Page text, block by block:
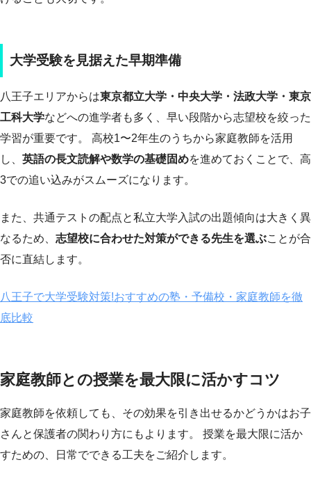
大学受験を見据えた早期準備
八王子エリアからは東京都立大学・中央大学・法政大学・東京
工科大学などへの進学者も多く、早い段階から志望校を絞った
学習が重要です。 高校1〜2年生のうちから家庭教師を活用
し、 英語の長文読解や数学の基礎固めを進めておくことで、高
3での追い込みがスムーズになります。
また、共通テストの配点と私立大学入試の出題傾向は大きく異
なるため、 志望校に合わせた対策ができる先生を選ぶことが合
否に直結します。
八王子で大学受験対策!おすすめの塾・予備校・家庭教師を徹
底比較
家庭教師との授業を最大限に活かすコツ
家庭教師を依頼しても、その効果を引き出せるかどうかはお子
さんと保護者の関わり方にもよります。 授業を最大限に活か
すための、日常でできる工夫をご紹介します。